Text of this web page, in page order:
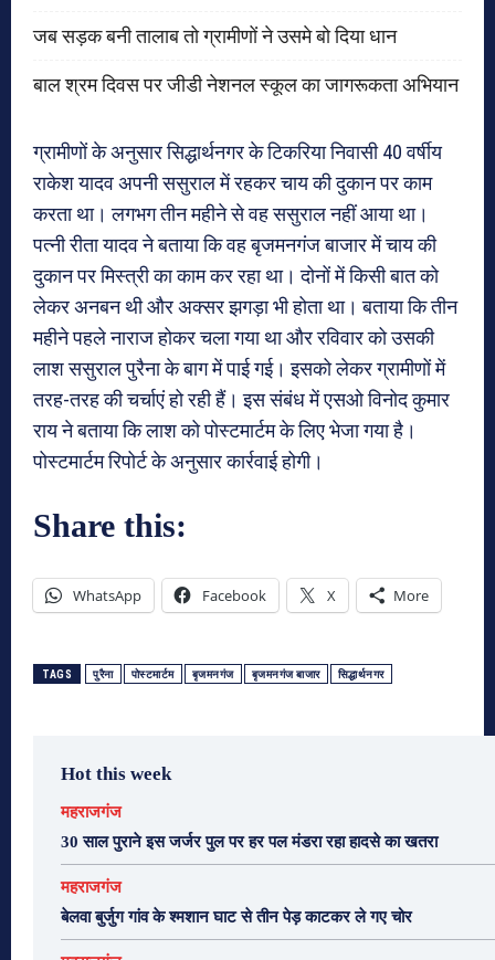
जब सड़क बनी तालाब तो ग्रामीणों ने उसमे बो दिया धान
बाल श्रम दिवस पर जीडी नेशनल स्कूल का जागरूकता अभियान
ग्रामीणों के अनुसार सिद्धार्थनगर के टिकरिया निवासी 40 वर्षीय
राकेश यादव अपनी ससुराल में रहकर चाय की दुकान पर काम
करता था। लगभग तीन महीने से वह ससुराल नहीं आया था।
पत्नी रीता यादव ने बताया कि वह बृजमनगंज बाजार में चाय की
दुकान पर मिस्त्री का काम कर रहा था। दोनों में किसी बात को
लेकर अनबन थी और अक्सर झगड़ा भी होता था। बताया कि तीन
महीने पहले नाराज होकर चला गया था और रविवार को उसकी
लाश ससुराल पुरैना के बाग में पाई गई। इसको लेकर ग्रामीणों में
तरह-तरह की चर्चाएं हो रही हैं। इस संबंध में एसओ विनोद कुमार
राय ने बताया कि लाश को पोस्टमार्टम के लिए भेजा गया है।
पोस्टमार्टम रिपोर्ट के अनुसार कार्रवाई होगी।
Share this:
WhatsApp Facebook X More
TAGS पुरैना पोस्टमार्टम बृजमनगंज बृजमनगंज बाजार सिद्धार्थनगर
Hot this week
महराजगंज
30 साल पुराने इस जर्जर पुल पर हर पल मंडरा रहा हादसे का खतरा
महराजगंज
बेलवा बुर्जुग गांव के श्मशान घाट से तीन पेड़ काटकर ले गए चोर